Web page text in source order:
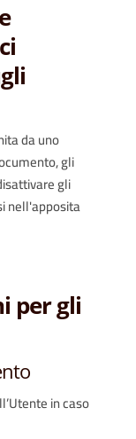
da uno
gli
gli
nell'apposita
per gli
in caso